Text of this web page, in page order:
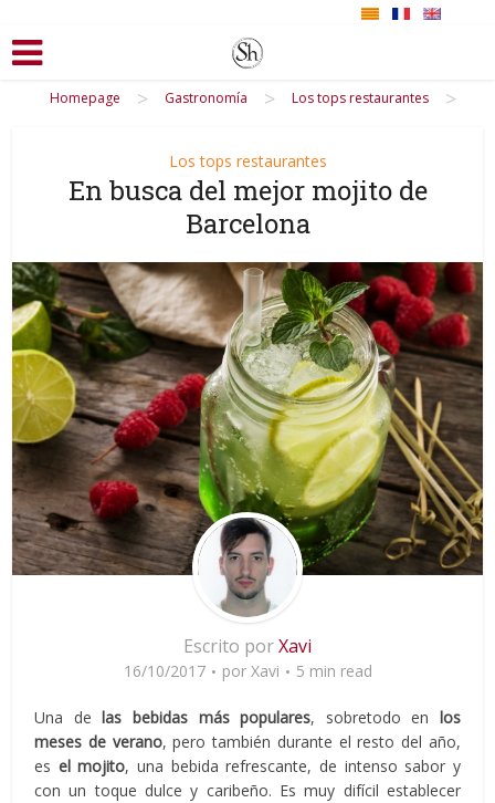
Homepage > Gastronomía > Los tops restaurantes >
Los tops restaurantes
En busca del mejor mojito de
Barcelona
Escrito porXavi
16/10/2017 por Xavi 5 min read
Una de las bebidas más populares, sobretodo en los
meses de verano, pero también durante el resto del año,
es el mojito, una bebida refrescante, de intenso sabor y
con un toque dulce y caribeño. Es muy difícil establecer